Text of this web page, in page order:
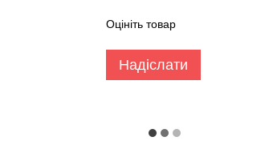
Оцініть товар
Надіслати